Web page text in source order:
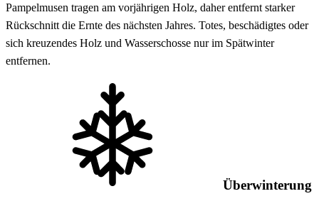
Pampelmusen tragen am vorjährigen Holz, daher entfernt starker
Rückschnitt die Ernte des nächsten Jahres. Totes, beschädigtes oder
sich kreuzendes Holz und Wasserschosse nur im Spätwinter
entfernen.
Überwinterung